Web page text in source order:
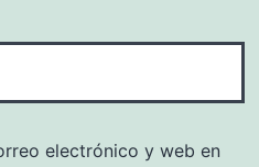
electrónico y web en